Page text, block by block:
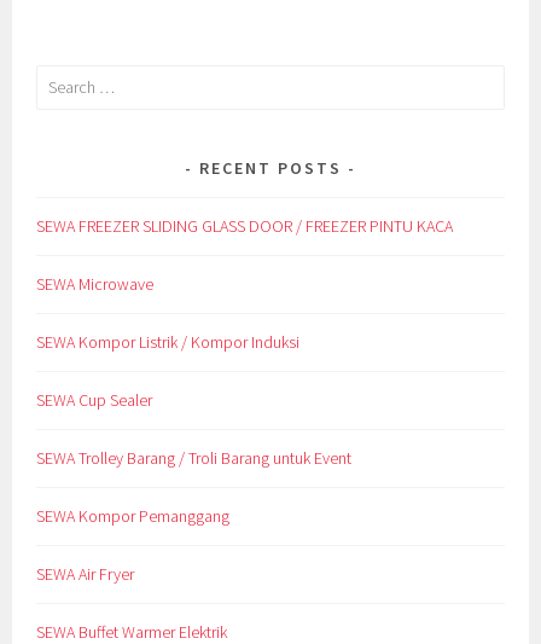
Search
RECENT POSTS
SEWA FREEZER SLIDING GLASS DOOR / FREEZER PINTU KACA
SEWA Microwave
SEWA Kompor Listrik / Kompor Induksi
SEWA Cup Sealer
SEWA Trolley Barang / Troli Barang untuk Event
SEWA Kompor Pemanggang
SEWA Air Fryer
SEWA Buffet Warmer Elektrik